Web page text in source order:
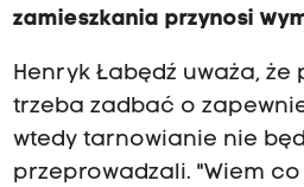
zamieszkania przynosi
Henryk Łabędź uważa, że
trzeba zadbać o
wtedy tarnowianie nie
przeprowadzali. "Wiem